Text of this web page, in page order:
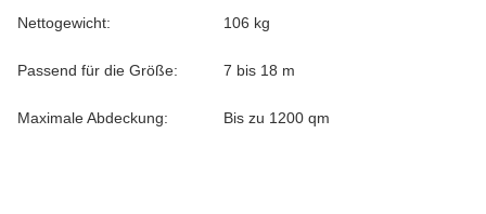
Nettogewicht: 106 kg
Passend für die Größe: 7 bis 18 m
Maximale Abdeckung: Bis zu 1200 qm